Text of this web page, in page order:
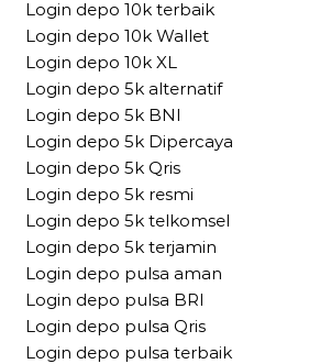
Login depo 10k terbaik
Login depo 10k Wallet
Login depo 10k XL
Login depo 5k alternatif
Login depo 5k BNI
Login depo 5k Dipercaya
Login depo 5k Qris
Login depo 5k resmi
Login depo 5k telkomsel
Login depo 5k terjamin
Login depo pulsa aman
Login depo pulsa BRI
Login depo pulsa Qris
Login depo pulsa terbaik